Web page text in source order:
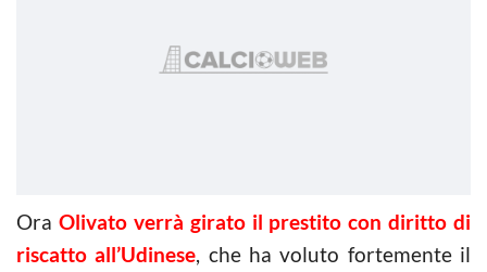
Ora Olivato verrà girato il prestito con diritto di
riscatto all’Udinese, che ha voluto fortemente il